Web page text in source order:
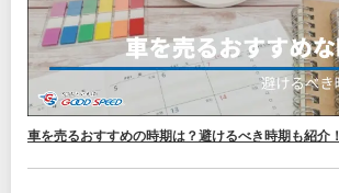
車を売るおすすめの時期は？避けるべき時期も紹介！